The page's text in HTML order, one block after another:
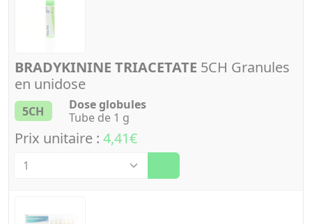
BRADYKININE TRIACETATE 5CH Granules
en unidose
5CH
Dose globules
Tube de 1 g
Prix unitaire : 4,41€